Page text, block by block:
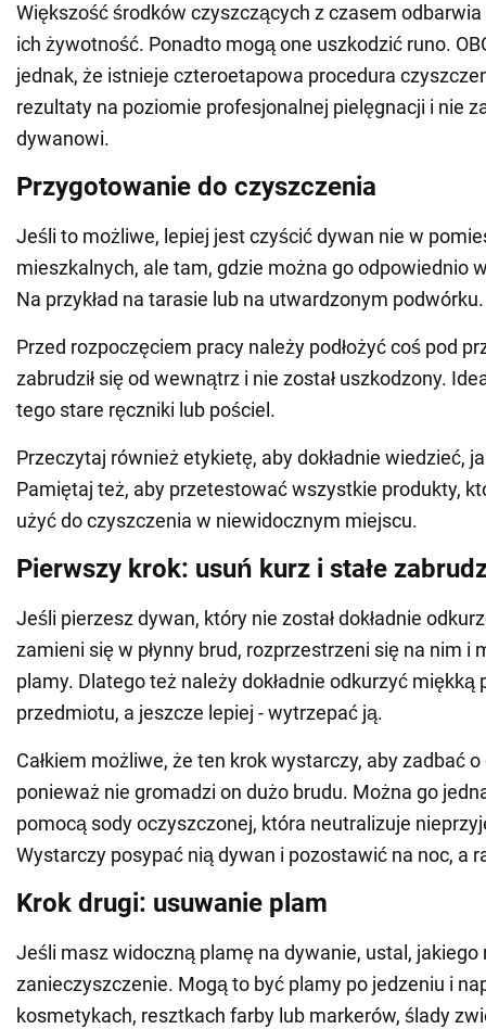
Większość środków czyszczących z czasem
ich żywotność. Ponadto mogą one uszkodzić runo.
jednak, że istnieje czteroetapowa procedura
rezultaty na poziomie profesjonalnej pielęgnacji i nie
dywanowi.
Przygotowanie do czyszczenia
Jeśli to możliwe, lepiej jest czyścić dywan nie w
mieszkalnych, ale tam, gdzie można go odpowiednio
Na przykład na tarasie lub na utwardzonym podwórku.
Przed rozpoczęciem pracy należy podłożyć coś pod
zabrudził się od wewnątrz i nie został uszkodzony.
tego stare ręczniki lub pościel.
Przeczytaj również etykietę, aby dokładnie wiedzieć,
Pamiętaj też, aby przetestować wszystkie produkty,
użyć do czyszczenia w niewidocznym miejscu.
Pierwszy krok: usuń kurz i stałe
Jeśli pierzesz dywan, który nie został dokładnie
zamieni się w płynny brud, rozprzestrzeni się na nim i
plamy. Dlatego też należy dokładnie odkurzyć miękką
przedmiotu, a jeszcze lepiej - wytrzepać ją.
Całkiem możliwe, że ten krok wystarczy, aby zadbać
ponieważ nie gromadzi on dużo brudu. Można go
pomocą sody oczyszczonej, która neutralizuje
Wystarczy posypać nią dywan i pozostawić na noc, a
Krok drugi: usuwanie plam
Jeśli masz widoczną plamę na dywanie, ustal, jakiego
zanieczyszczenie. Mogą to być plamy po jedzeniu i
kosmetykach, resztkach farby lub markerów, ślady